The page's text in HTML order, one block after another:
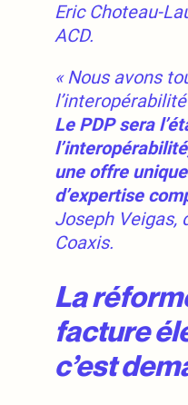
Eric Choteau-
ACD.
« Nous avons
Le PDP sera
une offre
d’expertise
Joseph Veigas,
Coaxis.
La
facture
c’est